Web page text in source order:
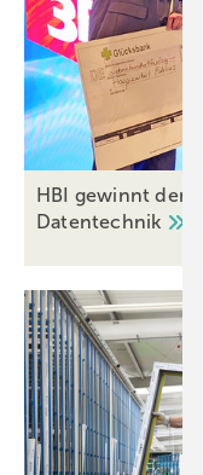
HBI gewinnt den
Datentechnik